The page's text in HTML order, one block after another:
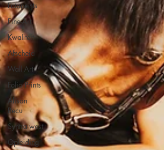
Fotoprints
Fine-Art
Kwaliteit
Afscheid
Wall Art
Folio Prints
Alison
Becu
Syntra west
Opleiding